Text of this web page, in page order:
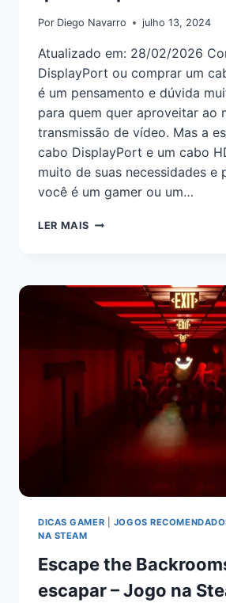
Por Diego Navarro julho 13, 2024
Atualizado em: 28/02/2026
DisplayPort ou comprar um
é um pensamento e dúvida
para quem quer aproveitar ao
transmissão de vídeo. Mas a
cabo DisplayPort e um cabo
muito de suas necessidades e
você é um gamer ou um…
LER MAIS
DICAS GAMER
JOGOS
NA STEAM
Escape the
escapar – Jogo na